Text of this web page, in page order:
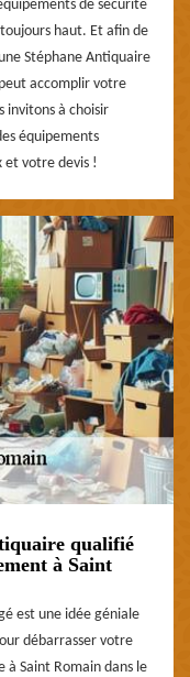
de sécurité
haut. Et afin de
Stéphane Antiquaire
accomplir votre
invitons à choisir
équipements
et votre devis !
qualifié
à Saint
est une idée géniale
débarrasser votre
à Saint Romain dans le